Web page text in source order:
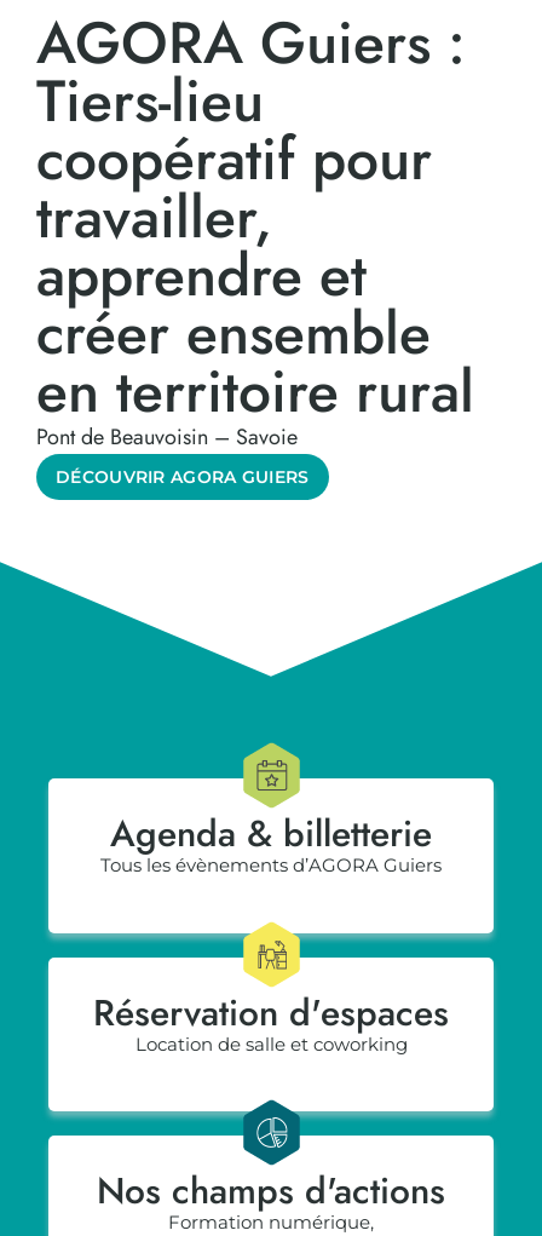
AGORA Guiers :
Tiers-lieu
coopératif pour
travailler,
apprendre et
créer ensemble
en territoire rural
Pont de Beauvoisin – Savoie
DÉCOUVRIR AGORA GUIERS
Agenda & billetterie
Tous les évènements d’AGORA Guiers
Réservation d'espaces
Location de salle et coworking
Nos champs d'actions
Formation numérique,